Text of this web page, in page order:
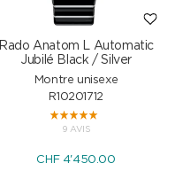
Rado Anatom L Automatic
Jubilé Black / Silver
Montre unisexe
R10201712
9 AVIS
CHF4'450.00